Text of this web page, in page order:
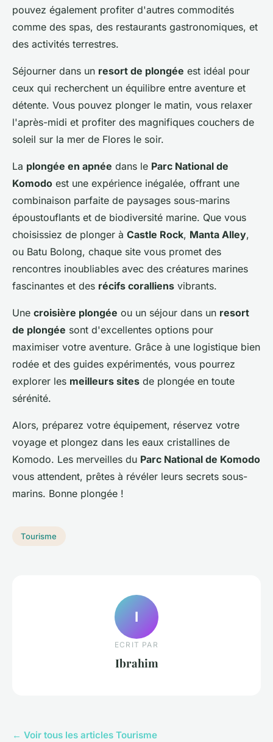
pouvez également profiter d'autres commodités
comme des spas, des restaurants gastronomiques, et
des activités terrestres.
Séjourner dans un resort de plongée est idéal pour
ceux qui recherchent un équilibre entre aventure et
détente. Vous pouvez plonger le matin, vous relaxer
l'après-midi et profiter des magnifiques couchers de
soleil sur la mer de Flores le soir.
La plongée en apnée dans le Parc National de
Komodo est une expérience inégalée, offrant une
combinaison parfaite de paysages sous-marins
époustouflants et de biodiversité marine. Que vous
choisissiez de plonger à Castle Rock, Manta Alley,
ou Batu Bolong, chaque site vous promet des
rencontres inoubliables avec des créatures marines
fascinantes et des récifs coralliens vibrants.
Une croisière plongée ou un séjour dans un resort
de plongée sont d'excellentes options pour
maximiser votre aventure. Grâce à une logistique bien
rodée et des guides expérimentés, vous pourrez
explorer les meilleurs sites de plongée en toute
sérénité.
Alors, préparez votre équipement, réservez votre
voyage et plongez dans les eaux cristallines de
Komodo. Les merveilles du Parc National de Komodo
vous attendent, prêtes à révéler leurs secrets sous-
marins. Bonne plongée !
Tourisme
I
ECRIT PAR
Ibrahim
← Voir tous les articles Tourisme